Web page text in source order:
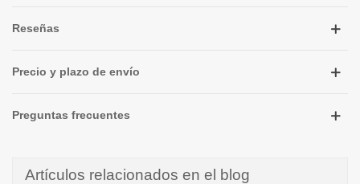
Reseñas
Precio y plazo de envío
Preguntas frecuentes
Artículos relacionados en el blog